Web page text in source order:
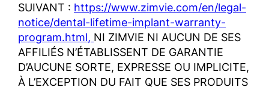
SUIVANT : https://www.zimvie.com/en/legal-
notice/dental-lifetime-implant-warranty-
program.html, NI ZIMVIE NI AUCUN DE SES
AFFILIÉS N’ÉTABLISSENT DE GARANTIE
D’AUCUNE SORTE, EXPRESSE OU IMPLICITE,
À L’EXCEPTION DU FAIT QUE SES PRODUITS